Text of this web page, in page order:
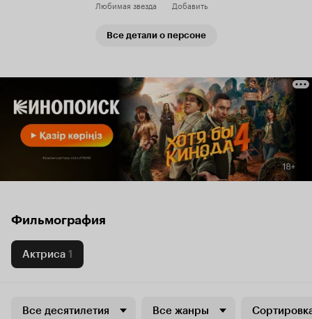
Любимая звезда Добавить
Все детали о персоне
Фильмография
Актриса 1
Все десятилетия Все жанры